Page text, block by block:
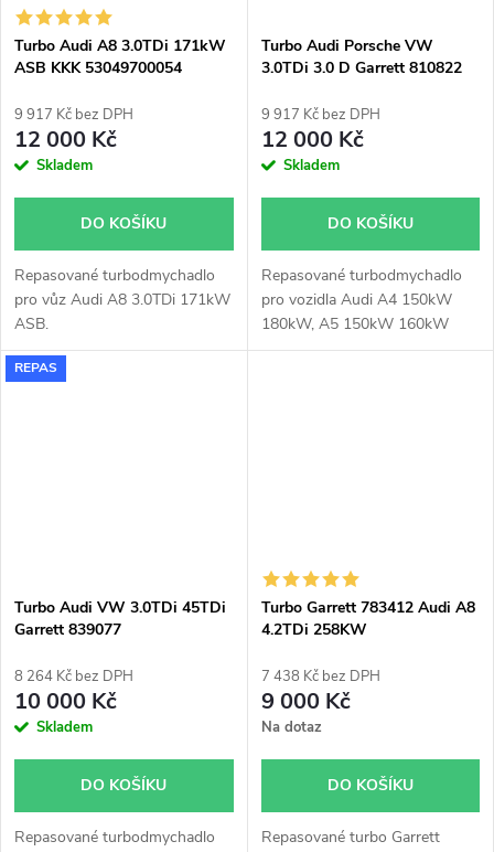
Turbo Audi A8 3.0TDi 171kW
ASB KKK 53049700054
53049700043
9 917 Kč bez DPH
12 000 Kč
Skladem
DO KOŠÍKU
Repasované turbodmychadlo
pro vůz Audi A8 3.0TDi 171kW
ASB.
Turbo Audi Porsche VW
3.0TDi 3.0 D Garrett 810822
9 917 Kč bez DPH
12 000 Kč
Skladem
DO KOŠÍKU
Repasované turbodmychadlo
pro vozidla Audi A4 150kW
180kW, A5 150kW 160kW
180kW, A6 150kW 180kW, A7
REPAS
Turbo Audi VW 3.0TDi 45TDi
Garrett 839077
8 264 Kč bez DPH
10 000 Kč
Skladem
DO KOŠÍKU
Repasované turbodmychadlo
Turbo Garrett 783412 Audi A8
4.2TDi 258KW
7 438 Kč bez DPH
9 000 Kč
Na dotaz
DO KOŠÍKU
Repasované turbo Garrett